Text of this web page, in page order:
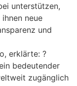
unterstützen,
neue
und
erklärte: ?
bedeutender
zugänglich